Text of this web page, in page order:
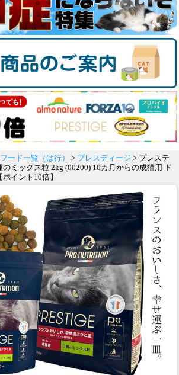
ード一覧（は行） > プレスティージ > プレステ
のミックス粒 2kg (00200) 10カ月からの成猫用 ド
イント10倍】